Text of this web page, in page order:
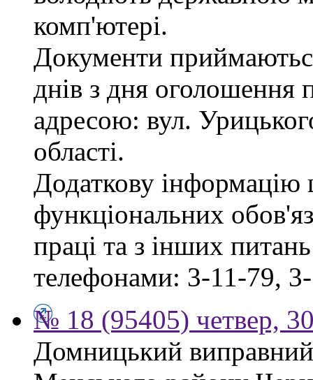
комп'ютері.
Документи
днів з дня оголошення
адресою: вул.
області.
Додаткову
функціональних
праці та з інших
телефонами: 3-11-79,
№ 18 (95405) четвер,
Домницький